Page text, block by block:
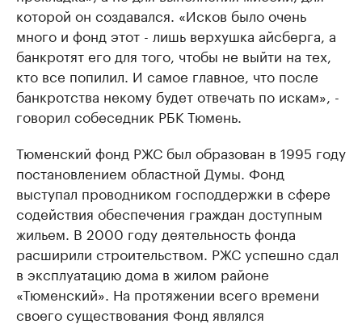
которой он создавался. «Исков было очень
много и фонд этот - лишь верхушка айсберга, а
банкротят его для того, чтобы не выйти на тех,
кто все попилил. И самое главное, что после
банкротства некому будет отвечать по искам», -
говорил собеседник РБК Тюмень.
Тюменский фонд РЖС был образован в 1995 году
постановлением областной Думы. Фонд
выступал проводником господдержки в сфере
содействия обеспечения граждан доступным
жильем. В 2000 году деятельность фонда
расширили строительством. РЖС успешно сдал
в эксплуатацию дома в жилом районе
«Тюменский». На протяжении всего времени
своего существования Фонд являлся